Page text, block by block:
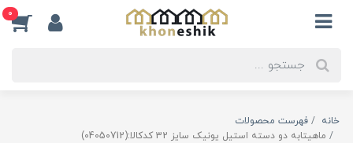
0
خانه
فهرست محصولات
ماهیتابه دو دسته استیل یونیک سایز 32 کدکالا:(04050712)